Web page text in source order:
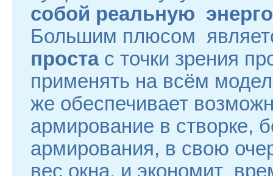
собой реальную
Большим плюсом
проста с точки зрения
применять на всём
же обеспечивает
армирование в створке,
армирования, в свою
вес окна, и экономит